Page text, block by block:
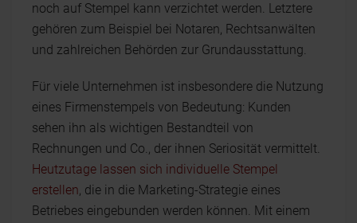
noch auf Stempel kann verzichtet werden. Letztere
gehören zum Beispiel bei Notaren, Rechtsanwälten
und zahlreichen Behörden zur Grundausstattung.
Für viele Unternehmen ist insbesondere die Nutzung
eines Firmenstempels von Bedeutung: Kunden
sehen ihn als wichtigen Bestandteil von
Rechnungen und Co., der ihnen Seriosität vermittelt.
Heutzutage lassen sich individuelle Stempel
erstellen, die in die Marketing-Strategie eines
Betriebes eingebunden werden können. Mit einem